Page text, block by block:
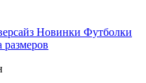
Новинки Футболки
размеров